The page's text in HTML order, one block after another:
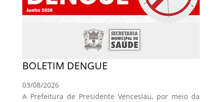
BOLETIM DENGUE
03/08/2026
A Prefeitura de Presidente Venceslau, por meio da